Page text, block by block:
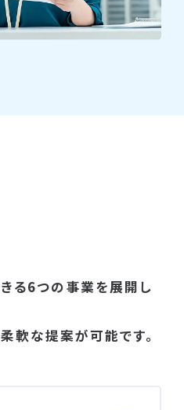
る6つの事業を展開し
軟な提案が可能です。